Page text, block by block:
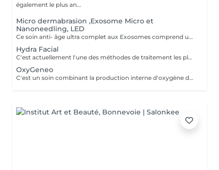
également le plus an...
Micro dermabrasion ,Exosome Micro et
Nanoneedling, LED
Ce soin anti- âge ultra complet aux Exosomes comprend une microdermabrasion, un soin activateur Cold plasma, le microneedling avec des Exosomes, un masque feuille de collagène avec le nanoneedling, pour finaliser encore 15' de luminothérapie. Vous partirez avec votre sérum aux exosomes pour continuer le soin à domicile.
Hydra Facial
C'est actuellement l'une des méthodes de traitement les plus innovantes et les plus efficaces et tout à fait indolore. Les cellules mortes de la peau sont éliminées en douceur par une combinaison de peelings mécaniques et chimiques et les impuretés sont aspirées par les pores. Dans le même temps, la peau est alimentée en principes actifs bénéfiques et très puissants. La croissance du collagène est stimulée, le renouvellement cellulaire est stimulé et la peau est intensément hydratée. Il semble plus serré et a un éclat de jeunesse. Grâce aux différents boosters, chaque situation de peau peut être parfaitement traitée. En plus des traitements anti-âge de première classe, il est possible de purifier la peau et d'uniformiser la peau jeune et sujette aux imperfections. Les objectifs de traitement énumérés sont visibles et directement visibles - sans aucun temps d'arrêt après l'application.
OxyGeneo
C'est un soin combinant la production interne d'oxygène dans la peau, la micro-abrasion de la couche cornée ainsi que l'infusion de principes actifs dans les couches profondes de la peau. Un traitement agréable qui agit simultanément sur 3 niveaux pour des résultats immédiatement visibles. En y associant la radiofréquence, le traitement améliore les contours du visage, l'aspect cutané . La peau est fraîche, jeune et radieuse. La radiofréquence TriPollar RF est une nouvelle technologie très avancée pour le raffermissement du visage, non invasive. La peau est chauffée en profondeur , ce qui permet un effet tenseur des fibres de collagène rendant la peau plus ferme instantanément. La radio fréquence stimule aussi la production naturelle des fibres de collagène et d'élastine pour des résultats significatifs de l'amélioration des rides et ridules du visage. Les résultats sont immédiatement visibles et persistent sans chirurgie et sans temps de revalidation. En plus, l'ultrason réduit temporairement la densité des couches de la peau, de cette manière des espaces se forment entre les cellules. Les ingrédients actifs peuvent donc pénétrer plus profondément dans la peau. Les principes actifs sont composés de petites molécules qui permettent ainsi un meilleur passage entre les cellules. Ce processus est sûr et efficace pour tous les types de peau même pour les peaux les plus sensibles. Il est également indolore, procure un micro massage et stimule la régénération